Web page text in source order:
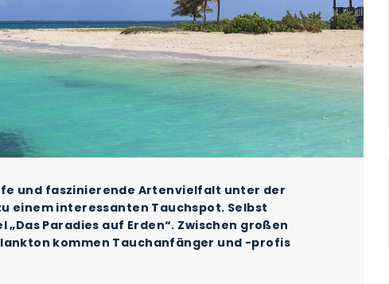
und faszinierende Artenvielfalt unter der
einem interessanten Tauchspot. Selbst
Paradies auf Erden“. Zwischen großen
kommen Tauchanfänger und -profis